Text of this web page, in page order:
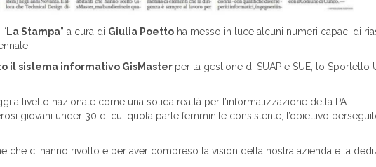
La Stampa” a cura di Giulia Poetto ha messo in luce alcuni numeri capaci di
il sistema informativo GisMaster per la gestione di SUAP e SUE, lo Sportello
a livello nazionale come una solida realtà per l’informatizzazione della PA.
giovani under 30 di cui quota parte femminile consistente, l’obiettivo
che ci hanno rivolto e per aver compreso la vision della nostra azienda e la